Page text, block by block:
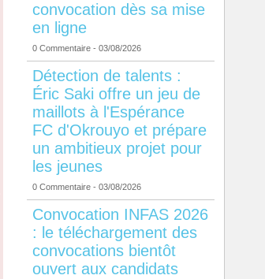
convocation dès sa mise
en ligne
0 Commentaire - 03/08/2026
Détection de talents :
Éric Saki offre un jeu de
maillots à l'Espérance
FC d'Okrouyo et prépare
un ambitieux projet pour
les jeunes
0 Commentaire - 03/08/2026
Convocation INFAS 2026
: le téléchargement des
convocations bientôt
ouvert aux candidats